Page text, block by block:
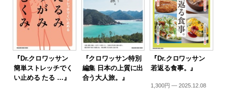
『Dr.クロワッサン
簡単ストレッチでく
い止める たる …』
『クロワッサン特別
編集 日本の上質に出
合う大人旅。』
『Dr.クロワッサン
若返る食事。』
1,300円 — 2025.12.08